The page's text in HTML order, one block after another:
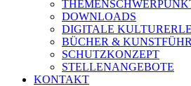
DOWNLOADS
DIGITALE
BÜCHER &
SCHUTZKONZEPT
STELLENANGEBOTE
KONTAKT